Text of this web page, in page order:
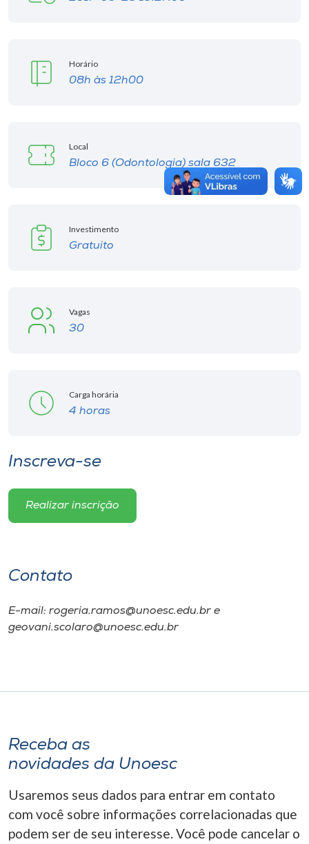
Horário
08h às 12h00
Local
Bloco 6 (Odontologia) sala 632
Investimento
Gratuito
Vagas
30
Carga horária
4 horas
Inscreva-se
Realizar inscrição
Contato
E-mail: rogeria.ramos@unoesc.edu.br e
geovani.scolaro@unoesc.edu.br
Receba as
novidades da Unoesc
Usaremos seus dados para entrar em contato
com você sobre informações correlacionadas que
podem ser de seu interesse. Você pode cancelar o